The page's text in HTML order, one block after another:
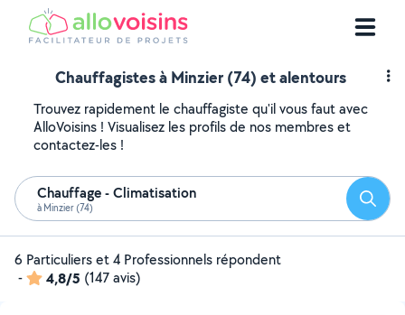
Chauffagistes à Minzier (74) et alentours
Trouvez rapidement le chauffagiste qu'il vous faut avec
AlloVoisins ! Visualisez les profils de nos membres et
contactez-les !
Chauffage - Climatisation
à Minzier (74)
6 Particuliers et 4 Professionnels répondent
-
4,8/5 (147 avis)